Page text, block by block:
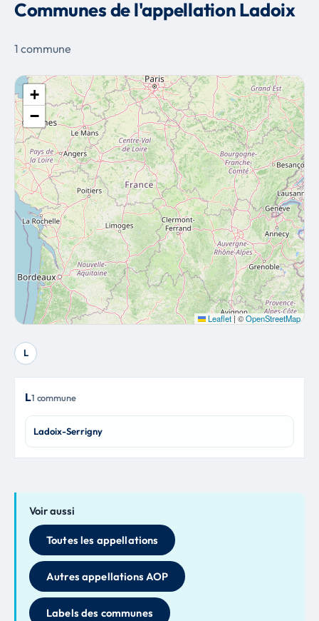
Communes de l'appellation Ladoix
1 commune
+
−
Leaflet| ©OpenStreetMap
L
L1 commune
Ladoix-Serrigny
Voir aussi
Toutes les appellations
Autres appellations AOP
Labels des communes